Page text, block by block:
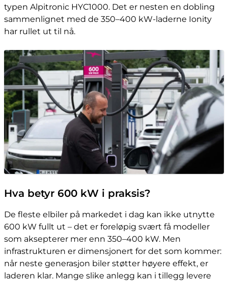
typen Alpitronic HYC1000. Det er nesten en dobling
sammenlignet med de 350–400 kW-laderne Ionity
har rullet ut til nå.
Hva betyr 600 kW i praksis?
De fleste elbiler på markedet i dag kan ikke utnytte
600 kW fullt ut – det er foreløpig svært få modeller
som aksepterer mer enn 350–400 kW. Men
infrastrukturen er dimensjonert for det som kommer:
når neste generasjon biler støtter høyere effekt, er
laderen klar. Mange slike anlegg kan i tillegg levere